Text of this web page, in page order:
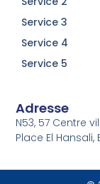
Service 3
Service 4
Service 5
Adresse
N53, 57 Centre
Place El Hansali,